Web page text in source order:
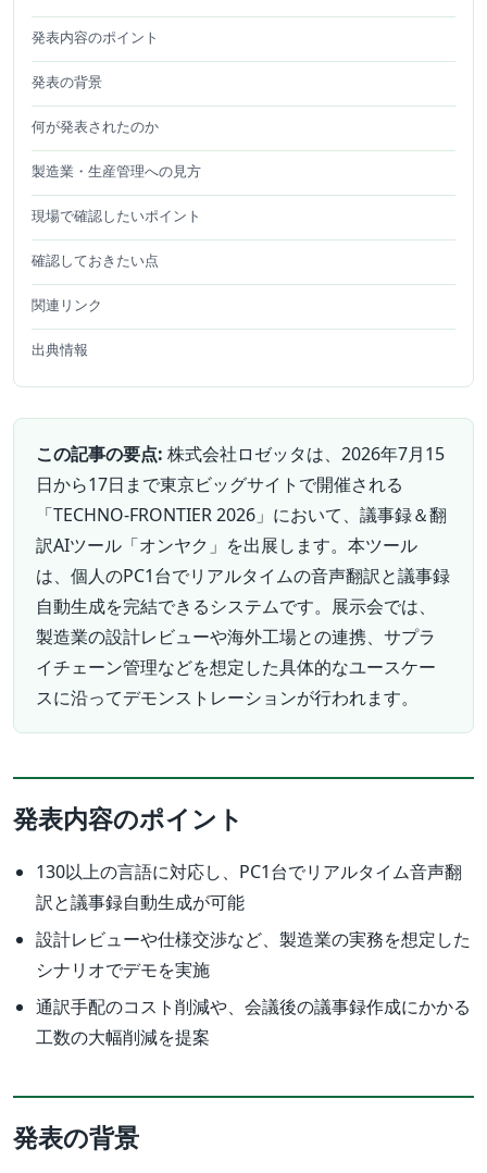
発表内容のポイント
発表の背景
何が発表されたのか
製造業・生産管理への見方
現場で確認したいポイント
確認しておきたい点
関連リンク
出典情報
この記事の要点: 株式会社ロゼッタは、2026年7月15
日から17日まで東京ビッグサイトで開催される
「TECHNO-FRONTIER 2026」において、議事録＆翻
訳AIツール「オンヤク」を出展します。本ツール
は、個人のPC1台でリアルタイムの音声翻訳と議事録
自動生成を完結できるシステムです。展示会では、
製造業の設計レビューや海外工場との連携、サプラ
イチェーン管理などを想定した具体的なユースケー
スに沿ってデモンストレーションが行われます。
発表内容のポイント
130以上の言語に対応し、PC1台でリアルタイム音声翻
訳と議事録自動生成が可能
設計レビューや仕様交渉など、製造業の実務を想定した
シナリオでデモを実施
通訳手配のコスト削減や、会議後の議事録作成にかかる
工数の大幅削減を提案
発表の背景